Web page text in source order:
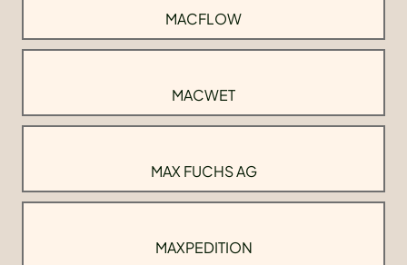
MACFLOW
MACWET
MAX FUCHS AG
MAXPEDITION